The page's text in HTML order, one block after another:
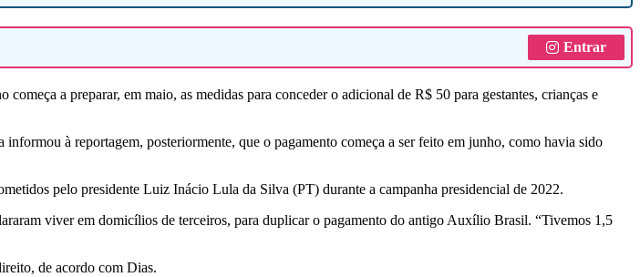
Entrar
a preparar, em maio, as medidas para conceder o adicional de R$ 50 para gestantes, crianças e
à reportagem, posteriormente, que o pagamento começa a ser feito em junho, como havia sido
pelo presidente Luiz Inácio Lula da Silva (PT) durante a campanha presidencial de 2022.
viver em domicílios de terceiros, para duplicar o pagamento do antigo Auxílio Brasil. “Tivemos 1,5
de acordo com Dias.